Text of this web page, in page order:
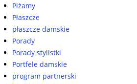
Piżamy
Płaszcze
płaszcze damskie
Porady
Porady stylistki
Portfele damskie
program partnerski